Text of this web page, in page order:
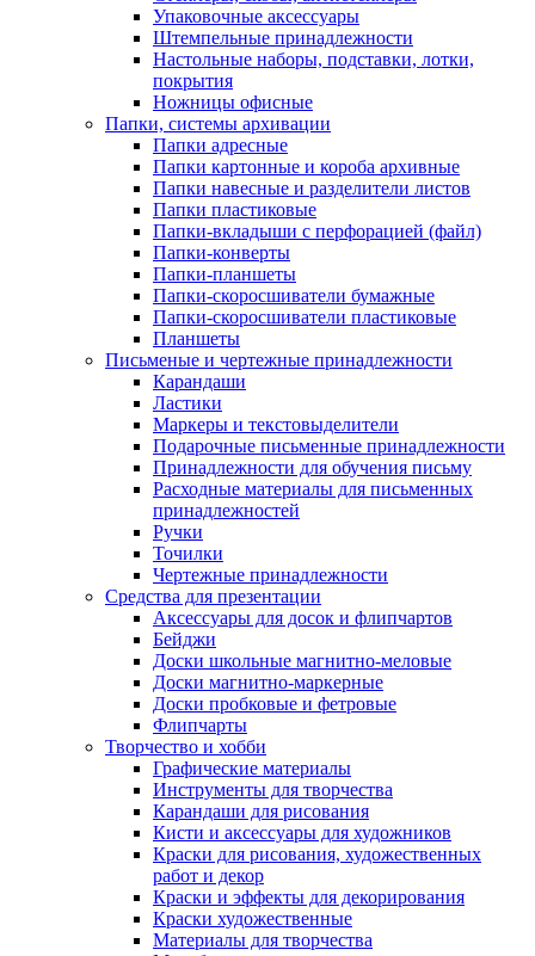
Упаковочные аксессуары
Штемпельные принадлежности
Настольные наборы, подставки, лотки,
покрытия
Ножницы офисные
Папки, системы архивации
Папки адресные
Папки картонные и короба архивные
Папки навесные и разделители листов
Папки пластиковые
Папки-вкладыши с перфорацией (файл)
Папки-конверты
Папки-планшеты
Папки-скоросшиватели бумажные
Папки-скоросшиватели пластиковые
Планшеты
Письменые и чертежные принадлежности
Карандаши
Ластики
Маркеры и текстовыделители
Подарочные письменные принадлежности
Принадлежности для обучения письму
Расходные материалы для письменных
принадлежностей
Ручки
Точилки
Чертежные принадлежности
Средства для презентации
Аксессуары для досок и флипчартов
Бейджи
Доски школьные магнитно-меловые
Доски магнитно-маркерные
Доски пробковые и фетровые
Флипчарты
Творчество и хобби
Графические материалы
Инструменты для творчества
Карандаши для рисования
Кисти и аксессуары для художников
Краски для рисования, художественных
работ и декор
Краски и эффекты для декорирования
Краски художественные
Материалы для творчества